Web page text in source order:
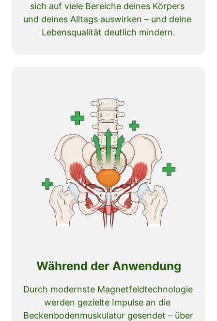
sich auf viele Bereiche deines Körpers
und deines Alltags auswirken – und deine
Lebensqualität deutlich mindern.
Während der Anwendung
Durch modernste Magnetfeldtechnologie
werden gezielte Impulse an die
Beckenbodenmuskulatur gesendet – über